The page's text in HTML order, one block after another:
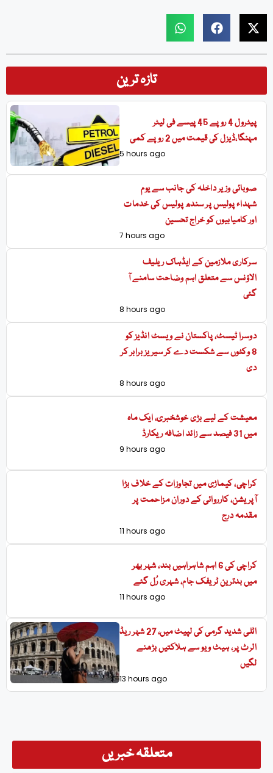
تازہ ترین
پیٹرول 4 روپے 45 پیسے فی لیٹر
مہنگا،ڈیزل کی قیمت میں 2 روپے کمی
5 hours ago
صوبائی وزیر داخلہ کی جانب سے یوم
شہداء پولیس پر سندھ پولیس کی خدمات
اور کامیابیوں کو خراج تحسین
7 hours ago
سرکاری ملازمین کے ایڈہاک ریلیف
الاؤنس سے متعلق اہم وضاحت سامنے آ
گئی
8 hours ago
دوسرا ٹیسٹ، پاکستان نے ویسٹ انڈیز کو
8 وکٹوں سے شکست دے کر سیریز برابر کر
دی
8 hours ago
معیشت کے لیے بڑی خوشخبری، ایک ماہ
میں 31 فیصد سے زائد اضافہ ریکارڈ
9 hours ago
کراچی، کیماڑی میں تجاوزات کے خلاف بڑا
آپریشن، کارروائی کے دوران مزاحمت پر
مقدمہ درج
11 hours ago
کراچی کی 6 اہم شاہراہیں بند، شہر بھر
میں بدترین ٹریفک جام، شہری رُل گئے
11 hours ago
اٹلی شدید گرمی کی لپیٹ میں، 27 شہر ریڈ
الرٹ پر، ہیٹ ویو سے ہلاکتیں بڑھنے
لگیں
13 hours ago
متعلقہ خبریں